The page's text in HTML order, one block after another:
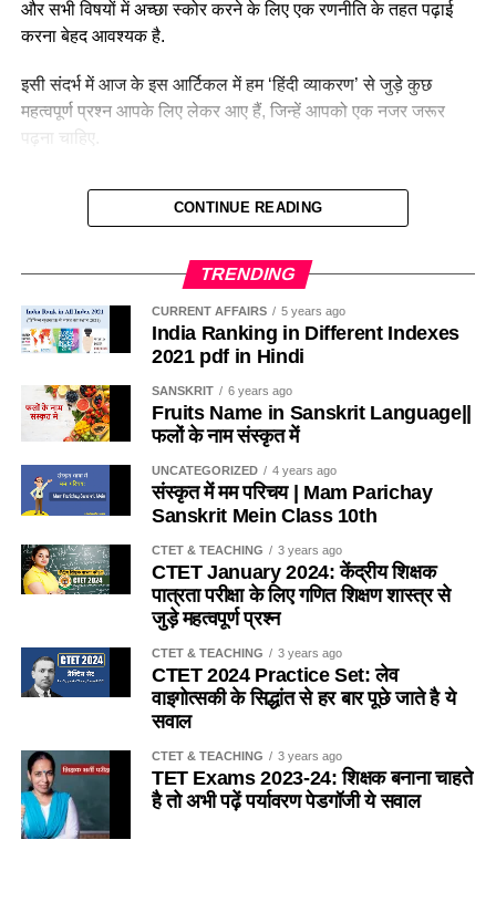
3. तना
Ans-1
4. बेरीबेरी
Ans-4
Q.9 ‘ल्यूकोपेनिया’……… हैं।
1. लाल रक्त कोशिकाओं में असामान्य कमी
2. लाल रक्त कोशिकाओं में असामान्य वृद्धि
3. श्वेत रक्त कोशिकाओं में असामान्य कमी
Ans-3
1. समोद्भिद (mesophyte)
2. आर्द्रतोद्भिद (hygrophyte)
A. अलाउदीन खिलजी
C. इल्तुतमिश
5. किस के शासन काल में एक रूपय का सिक्का टकसालित किया गया
A. जहांगीर
B. शेरशाह सूरी
C. अकबर
D. इनमे से कोई नहीं
6. दिल्ली में हुमायूं का मकबरा किसने बनवाया था?
B. आफताब बेगम
C. हाजी बेगम
और सभी विषयों में अच्छा स्कोर करने के लिए एक रणनीति के तहत पढ़ाई
करना बेहद आवश्यक है.
इसी संदर्भ में आज के इस आर्टिकल में हम ‘हिंदी व्याकरण’ से जुड़े कुछ
महत्वपूर्ण प्रश्न आपके लिए लेकर आए हैं, जिन्हें आपको एक नजर जरूर
Hindi Grammar Top MCQ for UPSSSC
PET Exam 2022
Q.2 मछली का अर्थ नही है ?
(A) मत्स्य
(B) मीन
(C) शफरी
(D) जलज
Q.1 मोदी दी गांधी जयंती पर स्वच्छ भारत मिशन की शुरूआत की है। वाक्य
में कौन सा कारक है ?
(A) करण कारक
(B) सम्प्रदान कारक
(C) कर्म कारक
(D) अधिकरण कारक
CONTINUE READING
TRENDING
CURRENT AFFAIRS 5 years ago
India Ranking in Different Indexes
2021 pdf in Hindi
SANSKRIT 6 years ago
Fruits Name in Sanskrit Language||
फलों के नाम संस्कृत में
UNCATEGORIZED 4 years ago
संस्कृत में मम परिचय | Mam Parichay
Sanskrit Mein Class 10th
CTET & TEACHING 3 years ago
CTET January 2024: केंद्रीय शिक्षक
पात्रता परीक्षा के लिए गणित शिक्षण शास्त्र से
जुड़े महत्वपूर्ण प्रश्न
CTET & TEACHING 3 years ago
CTET 2024 Practice Set: लेव
वाइगोत्सकी के सिद्धांत से हर बार पूछे जाते है ये
सवाल
CTET & TEACHING 3 years ago
TET Exams 2023-24: शिक्षक बनाना चाहते
है तो अभी पढ़ें पर्यावरण पेडगॉजी ये सवाल